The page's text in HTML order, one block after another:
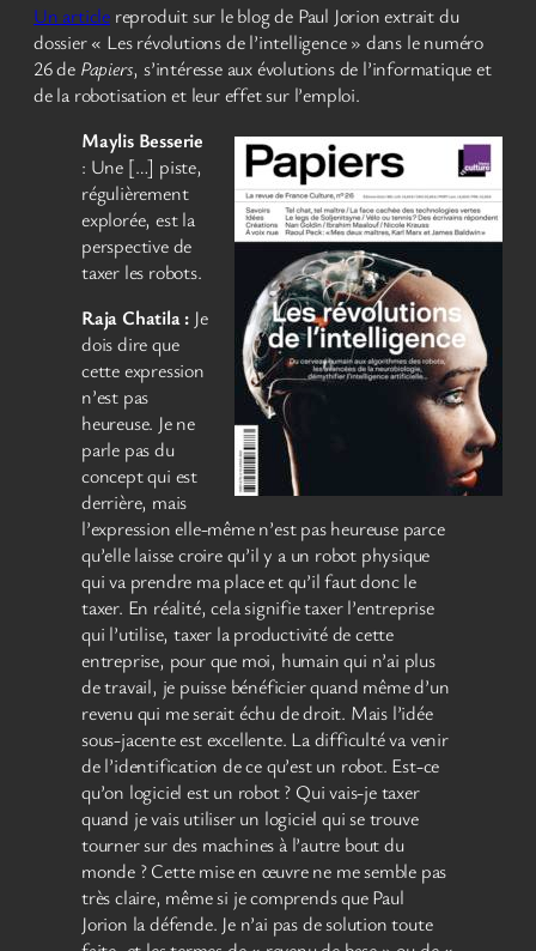
Un article reproduit sur le blog de Paul Jorion extrait du
dossier « Les révolutions de l’intelligence » dans le numéro
26 de Papiers, s’intéresse aux évolutions de l’informatique et
de la robotisation et leur effet sur l’emploi.
Maylis Besserie
: Une […] piste,
régulièrement
explorée, est la
perspective de
taxer les robots.
Raja Chatila : Je
dois dire que
cette expression
n’est pas
heureuse. Je ne
parle pas du
concept qui est
derrière, mais
l’expression elle-même n’est pas heureuse parce
qu’elle laisse croire qu’il y a un robot physique
qui va prendre ma place et qu’il faut donc le
taxer. En réalité, cela signifie taxer l’entreprise
qui l’utilise, taxer la productivité de cette
entreprise, pour que moi, humain qui n’ai plus
de travail, je puisse bénéficier quand même d’un
revenu qui me serait échu de droit. Mais l’idée
sous-jacente est excellente. La difficulté va venir
de l’identification de ce qu’est un robot. Est-ce
qu’on logiciel est un robot ? Qui vais-je taxer
quand je vais utiliser un logiciel qui se trouve
tourner sur des machines à l’autre bout du
monde ? Cette mise en œuvre ne me semble pas
très claire, même si je comprends que Paul
Jorion la défende. Je n’ai pas de solution toute